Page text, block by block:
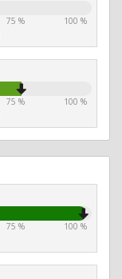
75 %
100 %
75 %
100 %
75 %
100 %